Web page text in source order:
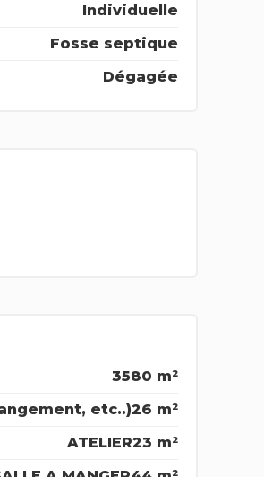
Individuelle
Fosse septique
Dégagée
3580 m²
26 m²
etc..)
23 m²
ATELIER